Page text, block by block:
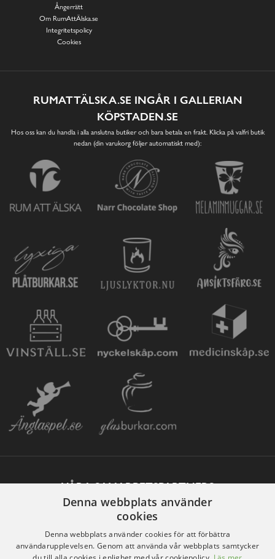
Ångerrätt
Om RumAttÄlska.se
Integritetspolicy
Cookies
RUMATTÄLSKA.SE INGÅR I GALLERIAN
KÖPSTADEN.SE
Hos oss kan du handla i alla anslutna butiker och bara betala en frakt. Klicka på valfri butik
nedan (din varukorg följer automatiskt med):
VÅRA SAMARBETSPARTNERS
Denna webbplats använder
cookies
Denna webbplats använder cookies för att förbättra
användarupplevelsen. Genom att använda vår webbplats samtycker